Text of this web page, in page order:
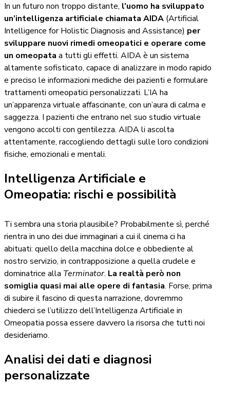
In un futuro non troppo distante, l’uomo ha sviluppato
un’intelligenza artificiale chiamata AIDA (Artificial
Intelligence for Holistic Diagnosis and Assistance) per
sviluppare nuovi rimedi omeopatici e operare come
un omeopata a tutti gli effetti. AIDA è un sistema
altamente sofisticato, capace di analizzare in modo rapido
e preciso le informazioni mediche dei pazienti e formulare
trattamenti omeopatici personalizzati. L’IA ha
un’apparenza virtuale affascinante, con un’aura di calma e
saggezza. I pazienti che entrano nel suo studio virtuale
vengono accolti con gentilezza. AIDA li ascolta
attentamente, raccogliendo dettagli sulle loro condizioni
fisiche, emozionali e mentali.
Intelligenza Artificiale e
Omeopatia: rischi e possibilità
Ti sembra una storia plausibile? Probabilmente sì, perché
rientra in uno dei due immaginari a cui il cinema ci ha
abituati: quello della macchina dolce e obbediente al
nostro servizio, in contrapposizione a quella crudele e
dominatrice alla Terminator. La realtà però non
somiglia quasi mai alle opere di fantasia. Forse, prima
di subire il fascino di questa narrazione, dovremmo
chiederci se l’utilizzo dell’Intelligenza Artificiale in
Omeopatia possa essere davvero la risorsa che tutti noi
desideriamo.
Analisi dei dati e diagnosi
personalizzate